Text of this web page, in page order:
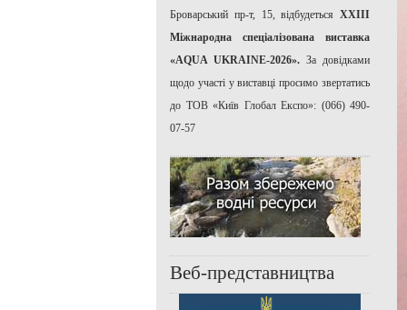
Броварський пр-т, 15, відбудеться ХХІІІ
Міжнародна спеціалізована виставка
«AQUA UKRAINE-2026». За довідками
щодо участі у виставці просимо звертатись
до ТОВ «Київ Глобал Експо»: (066) 490-
07-57
Веб-представництва